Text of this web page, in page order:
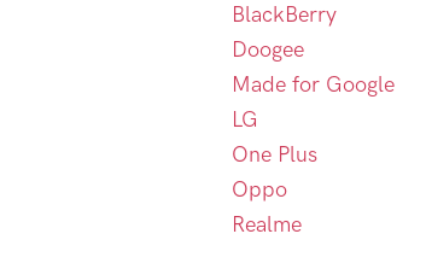
BlackBerry
Doogee
Made for Google
LG
One Plus
Oppo
Realme